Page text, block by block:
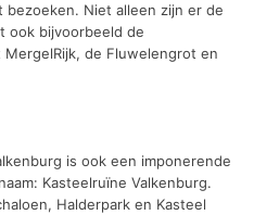
bezoeken. Niet alleen zijn er de
ook bijvoorbeeld de
de Fluwelengrot en
is ook een imponerende
Kasteelruïne Valkenburg.
Halderpark en Kasteel